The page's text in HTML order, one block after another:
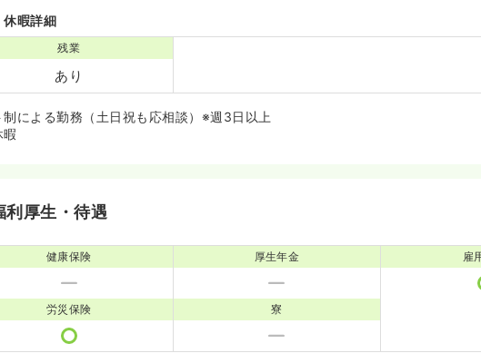
休暇詳細
残業
あり
制による勤務（土日祝も応相談）※週3日以上
暇
利厚生・待遇
健康保険 厚生年金 雇
労災保険 寮